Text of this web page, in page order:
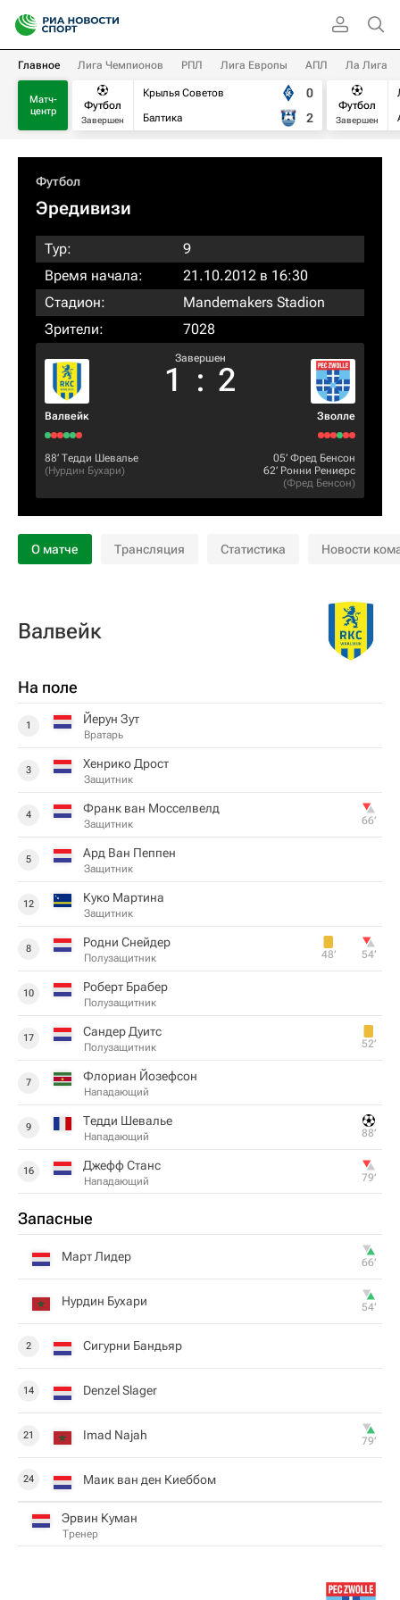
Главное Лига Чемпионов РПЛ Лига Европы АПЛ Ла Лига
Матч-
центр
Футбол
Завершен
Крылья Советов
Балтика
0
2
Футбол
Завершен
Футбол
Эредивизи
Тур:
9
Время начала:
21.10.2012 в 16:30
Стадион:
Mandemakers Stadion
Зрители:
7028
Валвейк
Завершен
1 : 2
Зволле
88‎’‎ Тедди Шевалье
(Нурдин Бухари)
05‎’‎ Фред Бенсон
62‎’‎ Ронни Рениерс
(Фред Бенсон)
О матче Трансляция Статистика Новости
Валвейк
На поле
1 Йерун Зут
Вратарь
3 Хенрико Дрост
Защитник
4 Франк ван Мосселвелд
Защитник 66‎’‎
5 Ард Ван Пеппен
Защитник
12 Куко Мартина
Защитник
8 Родни Снейдер
Полузащитник 48‎’‎ 54‎’‎
10 Роберт Брабер
Полузащитник
17 Сандер Дуитс
Полузащитник 52‎’‎
7 Флориан Йозефсон
Нападающий
9 Тедди Шевалье
Нападающий 88‎’‎
16 Джефф Станс
Нападающий 79‎’‎
Запасные
Март Лидер 66‎’‎
Нурдин Бухари 54‎’‎
2 Сигурни Бандьяр
14 Denzel Slager
21 Imad Najah 79‎’‎
24 Маик ван ден Киеббом
Эрвин Куман
Тренер